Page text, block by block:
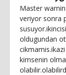
Master
veriyor sonra
oldugundan
kimsenin